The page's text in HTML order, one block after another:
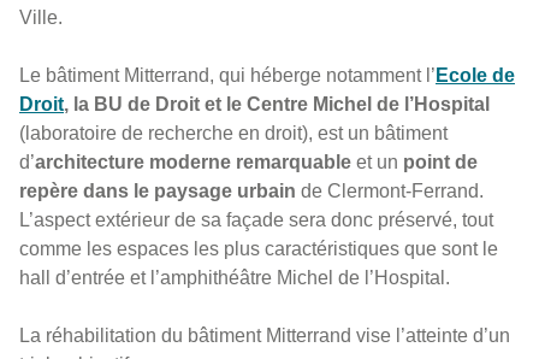
Ville.
Le bâtiment Mitterrand, qui héberge notamment l’ Ecole de
Droit, la BU de Droit et le Centre Michel de l’Hospital
(laboratoire de recherche en droit), est un bâtiment
d’architecture moderne remarquable et un point de
repère dans le paysage urbain de Clermont-Ferrand.
L’aspect extérieur de sa façade sera donc préservé, tout
comme les espaces les plus caractéristiques que sont le
hall d’entrée et l’amphithéâtre Michel de l’Hospital.
La réhabilitation du bâtiment Mitterrand vise l’atteinte d’un